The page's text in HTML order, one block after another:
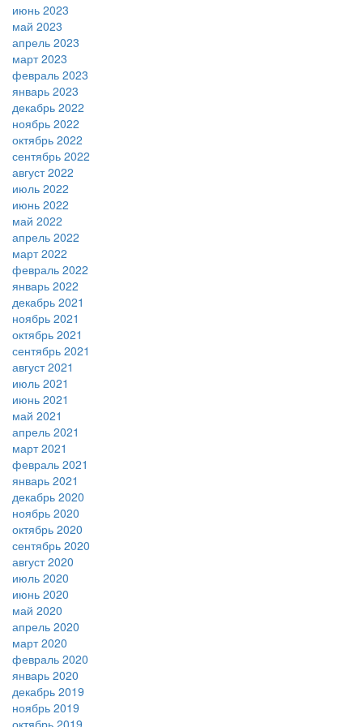
июнь 2023
май 2023
апрель 2023
март 2023
февраль 2023
январь 2023
декабрь 2022
ноябрь 2022
октябрь 2022
сентябрь 2022
август 2022
июль 2022
июнь 2022
май 2022
апрель 2022
март 2022
февраль 2022
январь 2022
декабрь 2021
ноябрь 2021
октябрь 2021
сентябрь 2021
август 2021
июль 2021
июнь 2021
май 2021
апрель 2021
март 2021
февраль 2021
январь 2021
декабрь 2020
ноябрь 2020
октябрь 2020
сентябрь 2020
август 2020
июль 2020
июнь 2020
май 2020
апрель 2020
март 2020
февраль 2020
январь 2020
декабрь 2019
ноябрь 2019